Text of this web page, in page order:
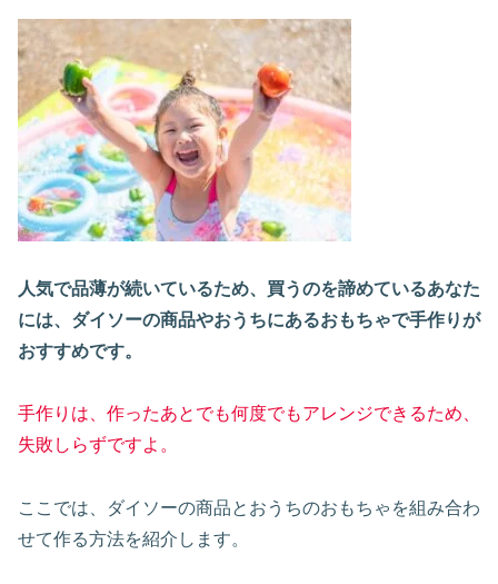
人気で品薄が続いているため、買うのを諦めているあなた
には、ダイソーの商品やおうちにあるおもちゃで手作りが
おすすめです。
手作りは、作ったあとでも何度でもアレンジできるため、
失敗しらずですよ。
ここでは、ダイソーの商品とおうちのおもちゃを組み合わ
せて作る方法を紹介します。